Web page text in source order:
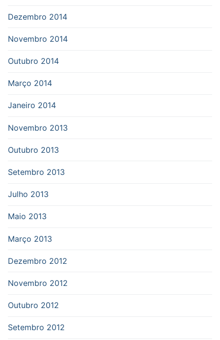
Dezembro 2014
Novembro 2014
Outubro 2014
Março 2014
Janeiro 2014
Novembro 2013
Outubro 2013
Setembro 2013
Julho 2013
Maio 2013
Março 2013
Dezembro 2012
Novembro 2012
Outubro 2012
Setembro 2012